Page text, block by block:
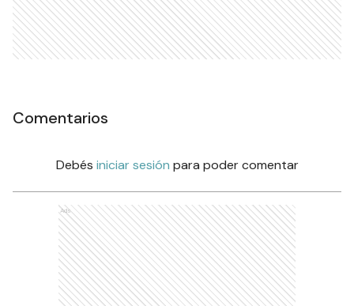
Comentarios
Debés iniciar sesión para poder comentar
Ads